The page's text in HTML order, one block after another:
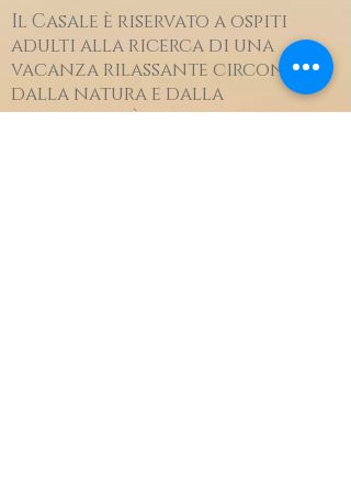
Il Casale è riservato a ospiti
adulti alla ricerca di una
vacanza rilassante circondati
dalla natura e dalla
tranquillità da alternare alla